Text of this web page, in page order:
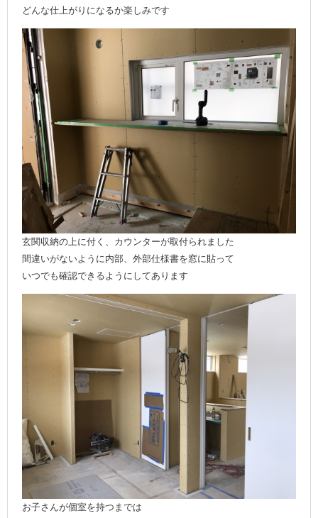
どんな仕上がりになるか楽しみです
玄関収納の上に付く、カウンターが取付られました
間違いがないように内部、外部仕様書を窓に貼って
いつでも確認できるようにしてあります
お子さんが個室を持つまでは